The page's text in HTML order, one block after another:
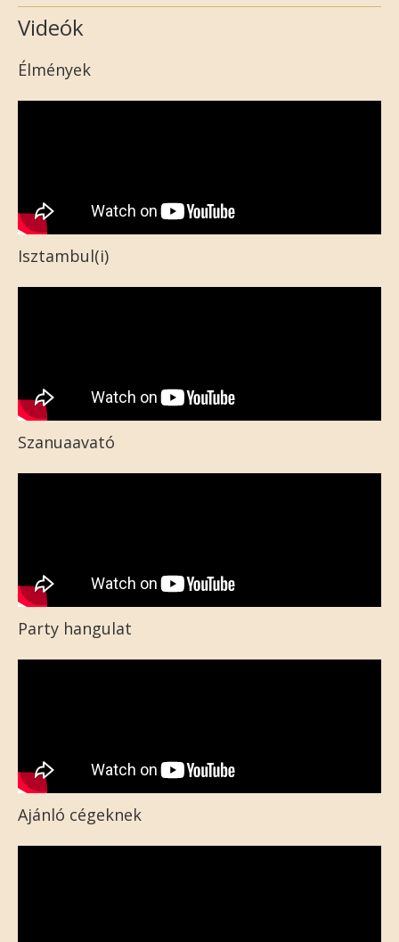
Videók
Élmények
Isztambul(i)
Szanuaavató
Party hangulat
Ajánló cégeknek